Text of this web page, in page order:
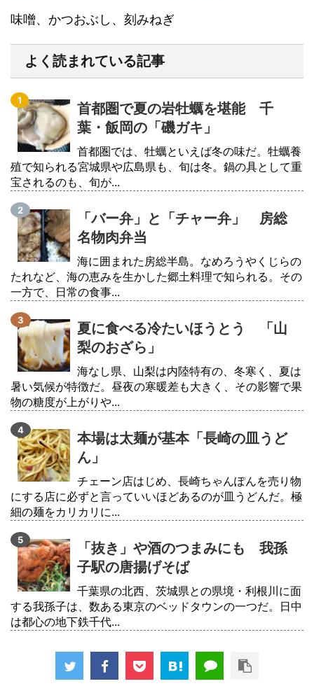
味噌、かつおぶし、刻みねぎ
よく読まれている記事
首都圏で夏の岩牡蠣を堪能 千
葉・飯岡の「磯ガキ」
首都圏では、牡蠣といえば冬の味だ。牡蠣養
殖で知られる宮城県や広島県も、旬は冬。鍋の具として重
宝されるのも、旬が...
「バー弁」と「チャー弁」 房総
名物肉弁当
海に囲まれた房総半島。なめろうやくじらの
たれなど、海の恵みを生かした郷土料理で知られる。その
一方で、日常の食事...
夏に食べる冷たいほうとう 「山
梨のおざら」
海なし県、山梨は内陸特有の、冬寒く、夏は
暑い気候が特徴だ。昼夜の寒暖差も大きく、その影響で果
物の糖度が上がりや...
本場は太麺が基本「長崎の皿うど
ん」
チェーン店はじめ、長崎ちゃんぽんを売り物
にする店に必ずと言っていいほどあるのが皿うどんだ。極
細の麺をカリカリに...
「抜き」や酒のつまみにも 我孫
子駅の唐揚げそば
千葉県の北西、茨城県との県境・利根川に面
する我孫子は、数ある東京のベッドタウンの一つだ。日中
は都心の地下鉄千代...